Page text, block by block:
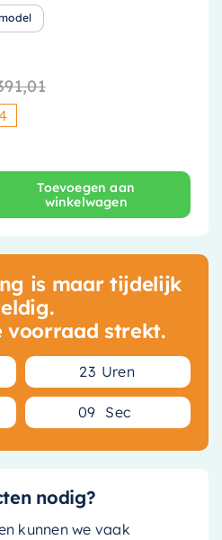
Huidige prijs
X Inbouw Doucheset - 30 cm
Toevoegen aan
winkelwagen
is maar tijdelijk
voorraad strekt.
23 Uren
09 Sec
nodig?
kunnen we vaak